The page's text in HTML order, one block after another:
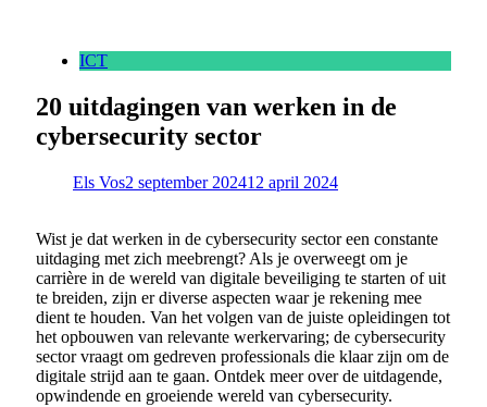
ICT
20 uitdagingen van werken in de
cybersecurity sector
Els Vos2 september 202412 april 2024
Wist je dat werken in de cybersecurity sector een constante
uitdaging met zich meebrengt? Als je overweegt om je
carrière in de wereld van digitale beveiliging te starten of uit
te breiden, zijn er diverse aspecten waar je rekening mee
dient te houden. Van het volgen van de juiste opleidingen tot
het opbouwen van relevante werkervaring; de cybersecurity
sector vraagt om gedreven professionals die klaar zijn om de
digitale strijd aan te gaan. Ontdek meer over de uitdagende,
opwindende en groeiende wereld van cybersecurity.